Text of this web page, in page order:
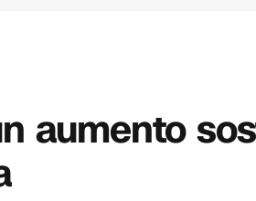
aumento